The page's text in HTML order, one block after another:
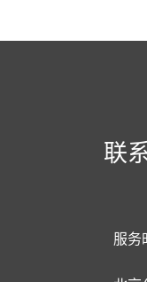
联
服务